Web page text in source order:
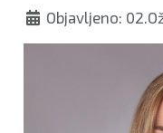
Objavljeno: